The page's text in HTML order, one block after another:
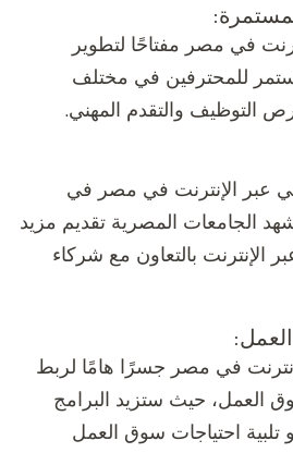
في مصر مفتاحًا لتطوير
للمحترفين في مختلف
التوظيف والتقدم المهني.
عبر الإنترنت في مصر في
الجامعات المصرية تقديم مزيد
الإنترنت بالتعاون مع شركاء
في مصر جسرًا هامًا لربط
العمل، حيث ستزيد البرامج
تلبية احتياجات سوق العمل